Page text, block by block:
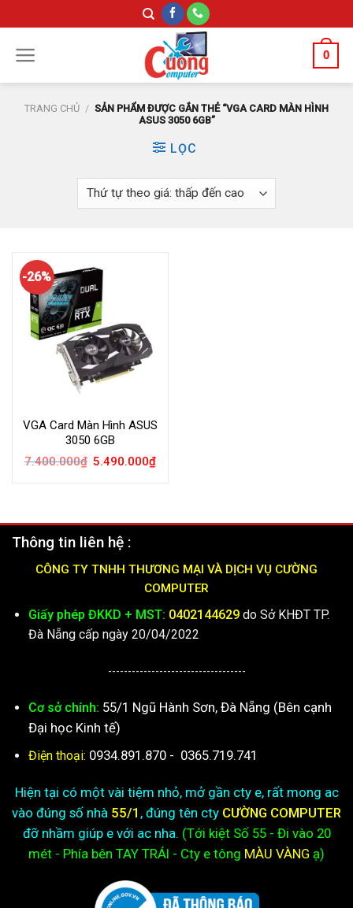
to
content
0
TRANG CHỦ / SẢN PHẨM ĐƯỢC GẮN THẺ “VGA CARD MÀN HÌNH
ASUS 3050 6GB”
LỌC
-26%
VGA Card Màn Hình ASUS
3050 6GB
7.400.000₫ Giá
5.490.000₫Giá
Thông tin liên hệ :
CÔNG TY TNHH THƯƠNG MẠI VÀ DỊCH VỤ CƯỜNG
COMPUTER
Giấy phép ĐKKD + MST: 0402144629do Sở KHĐT TP.
Đà Nẵng cấp ngày 20/04/2022
-----------------------------------
Cơ sở chính: 55/1 Ngũ Hành Sơn, Đà Nẵng (Bên cạnh
Đại học Kinh tế)
Điện thoại: 0934.891.870 - 0365.719.741
Hiện tại có một vài tiệm nhỏ, mở gần cty e, rất mong ac
vào đúng số nhà 55/1 , đúng tên cty CƯỜNG COMPUTER
đỡ nhầm giúp e với ac nha. (Tới kiệtSố 55 - Đi vào 20
mét - Phía bên TAY TRÁI - Cty e tông MÀU VÀNG ạ)